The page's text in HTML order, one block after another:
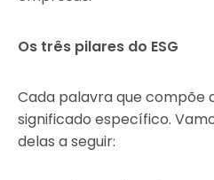
Os três pilares do ESG
Cada palavra que compõe
significado específico.
delas a seguir: